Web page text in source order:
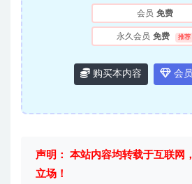
会员 免费
永久会员 免费 推荐
购买本内容 会
声明： 本站内容均转载于互联网
立场！